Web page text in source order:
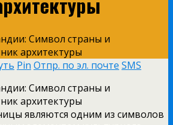
Pin Отпр. по эл. почте SMS
являются одним из символов